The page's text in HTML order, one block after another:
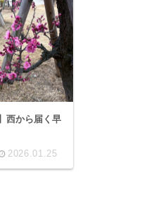
西から届く早
2026.01.25